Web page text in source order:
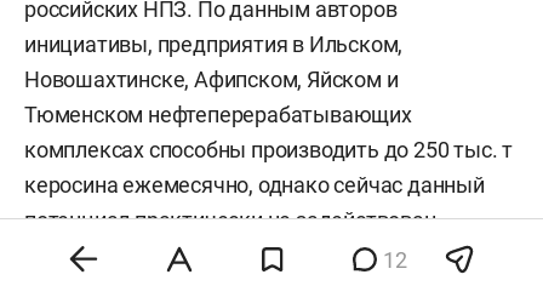
российских НПЗ. По данным авторов
инициативы, предприятия в Ильском,
Новошахтинске, Афипском, Яйском и
Тюменском нефтеперерабатывающих
комплексах способны производить до 250 тыс. т
керосина ежемесячно, однако сейчас данный
потенциал практически не задействован.
Отдельно в производство авиатоплива могут
12